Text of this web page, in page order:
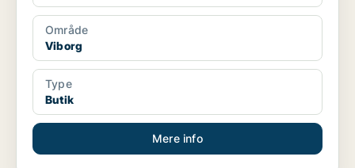
Område
Viborg
Type
Butik
Mere info